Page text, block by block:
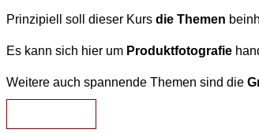
Prinzipiell soll dieser Kurs die Themen
Es kann sich hier um Produktfotografie
Weitere auch spannende Themen sind die